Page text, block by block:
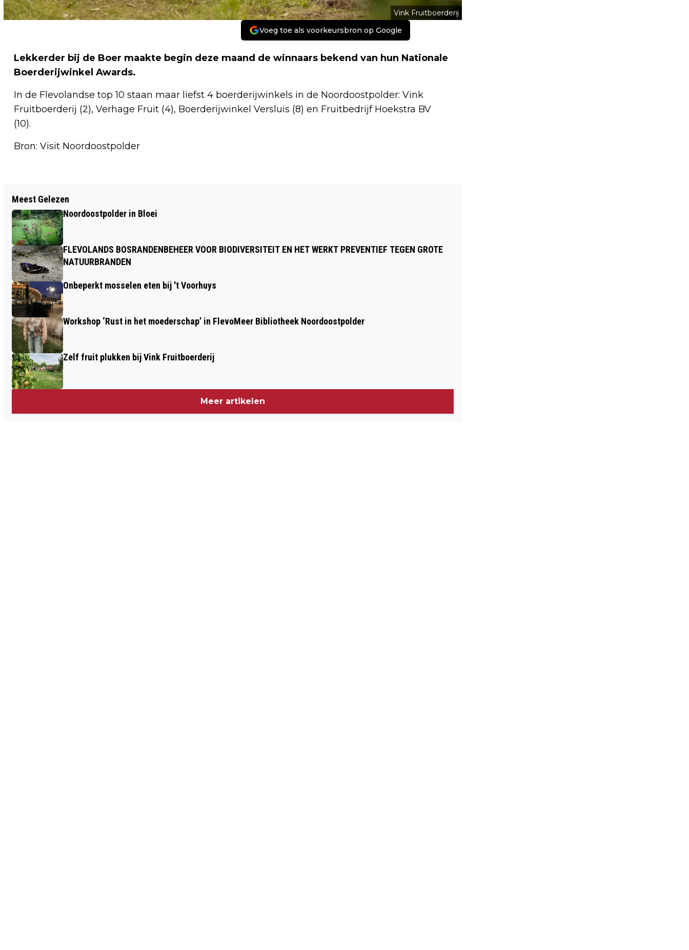
Vink Fruitboerderij
Voeg toe als voorkeursbron op Google
Lekkerder bij de Boer maakte begin deze maand de winnaars bekend van hun Nationale
Boerderijwinkel Awards.
In de Flevolandse top 10 staan maar liefst 4 boerderijwinkels in de Noordoostpolder: Vink
Fruitboerderij (2), Verhage Fruit (4), Boerderijwinkel Versluis (8) en Fruitbedrijf Hoekstra BV
(10).
Bron: Visit Noordoostpolder
ZOMER BIJ 'T VOORHUYS
Meest Gelezen
Noordoostpolder in Bloei
FLEVOLANDS BOSRANDENBEHEER VOOR BIODIVERSITEIT EN HET WERKT PREVENTIEF TEGEN GROTE
NATUURBRANDEN
Onbeperkt mosselen eten bij 't Voorhuys
Workshop ‘Rust in het moederschap’ in FlevoMeer Bibliotheek Noordoostpolder
Zelf fruit plukken bij Vink Fruitboerderij
Meer artikelen